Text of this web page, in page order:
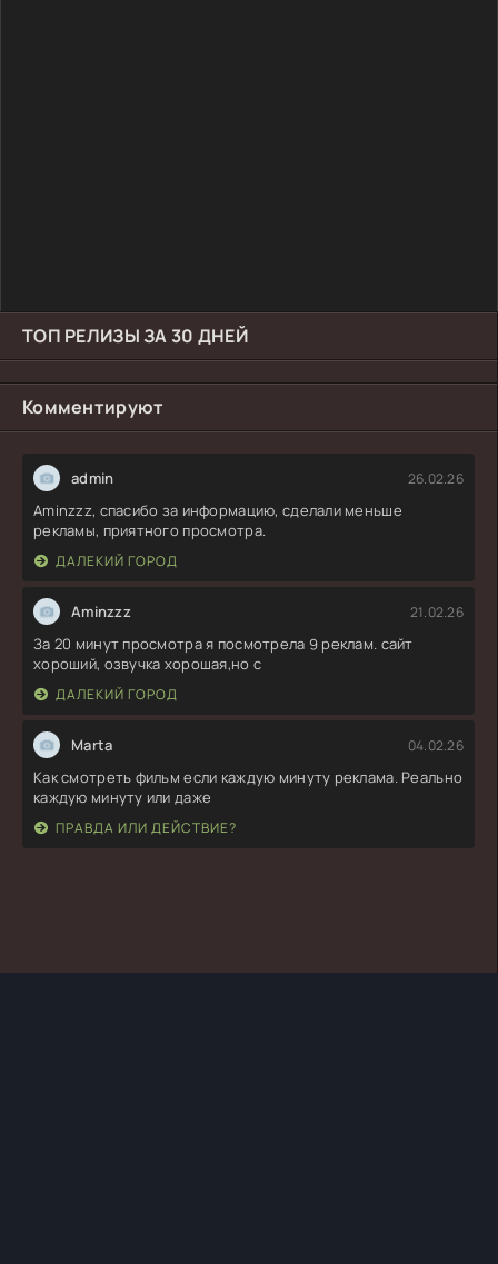
ТОП РЕЛИЗЫ ЗА 30 ДНЕЙ
Комментируют
admin 26.02.26
Aminzzz, спасибо за информацию, сделали меньше
рекламы, приятного просмотра.
ДАЛЕКИЙ ГОРОД
Aminzzz 21.02.26
За 20 минут просмотра я посмотрела 9 реклам. сайт
хороший, озвучка хорошая,но с
ДАЛЕКИЙ ГОРОД
Marta 04.02.26
Как смотреть фильм если каждую минуту реклама. Реально
каждую минуту или даже
ПРАВДА ИЛИ ДЕЙСТВИЕ?